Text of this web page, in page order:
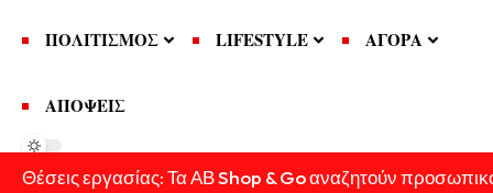
ΠΟΛΙΤΙΣΜΟΣ LIFESTYLE ΑΓΟΡΑ
ΑΠΟΨΕΙΣ
Θέσεις εργασίας: Τα ΑΒ Shop & Go αναζητούν